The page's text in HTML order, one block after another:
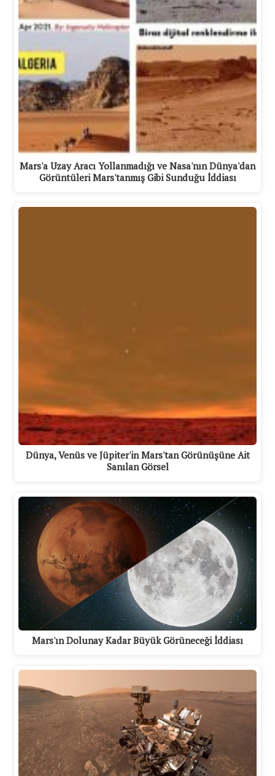
Mars'a Uzay Aracı Yollanmadığı ve Nasa'nın Dünya'dan
Görüntüleri Mars'tanmış Gibi Sunduğu İddiası
Dünya, Venüs ve Jüpiter'in Mars'tan Görünüşüne Ait
Sanılan Görsel
Mars'ın Dolunay Kadar Büyük Görüneceği İddiası